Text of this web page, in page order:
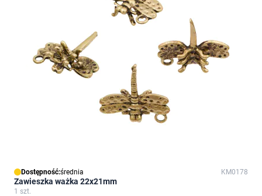
Dostępność:średnia KM0178
Zawieszka ważka 22x21mm
1 szt.